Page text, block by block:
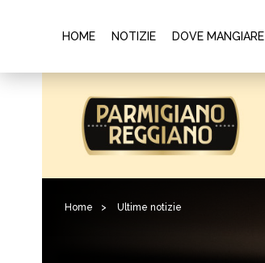
HOME NOTIZIE DOVE MANGIARE
Home > Ultime notizie